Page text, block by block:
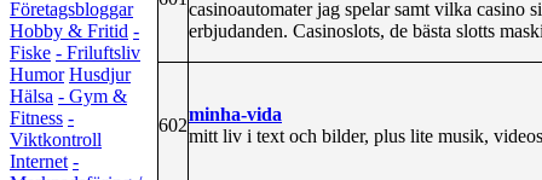
Företagsbloggar
Hobby & Fritid -
Fiske - Friluftsliv
Humor Husdjur
Hälsa - Gym &
Fitness -
Viktkontroll
Internet -
casinoautomater jag spelar samt vilka casino
erbjudanden. Casinoslots, de bästa slotts
602
minha-vida
mitt liv i text och bilder, plus lite musik,